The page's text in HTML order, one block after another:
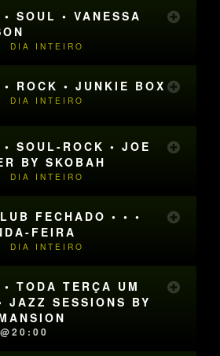
SOUL • VANESSA
DIA INTEIRO
ROCK • JUNKIE BOX
DIA INTEIRO
SOUL-ROCK • JOE
BY SKOBAH
DIA INTEIRO
FECHADO • • •
FEIRA
DIA INTEIRO
TODA TERÇA UM
JAZZ SESSIONS BY